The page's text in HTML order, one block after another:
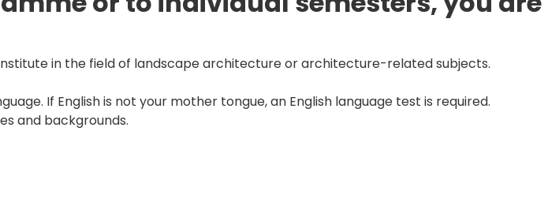
in the field of landscape architecture or architecture-related subjects.
If English is not your mother tongue, an English language test is required.
and backgrounds.